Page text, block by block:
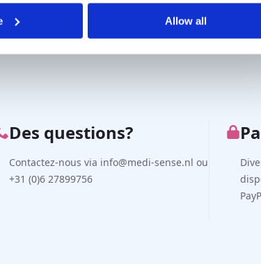
Allow all
Test olfactif étendu 2-
960,00
U-
Des questions?
Contactez-nous via info@medi-sense.nl ou
+31 (0)6 27899756